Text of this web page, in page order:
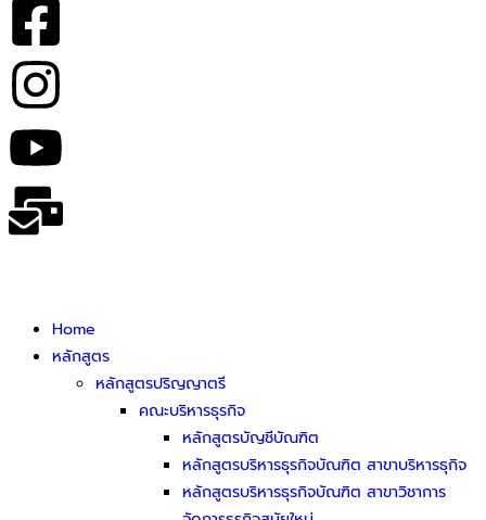
Home
หลักสูตร
หลักสูตรปริญญาตรี
คณะบริหารธุรกิจ
หลักสูตรบัญชีบัณฑิต
หลักสูตรบริหารธุรกิจบัณฑิต สาขาบริหารธุกิจ
หลักสูตรบริหารธุรกิจบัณฑิต สาขาวิชาการ